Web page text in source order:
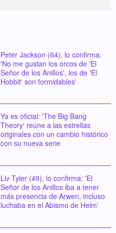
Peter Jackson (64), lo confirma:
'No me gustan los orcos de 'El
Señor de los Anillos', los de 'El
Hobbit' son formidables'
Ya es oficial: 'The Big Bang
Theory' reúne a las estrellas
originales con un cambio histórico
con su nueva serie
Liv Tyler (49), lo confirma: 'El
Señor de los Anillos iba a tener
más presencia de Arwen, incluso
luchaba en el Abismo de Helm'